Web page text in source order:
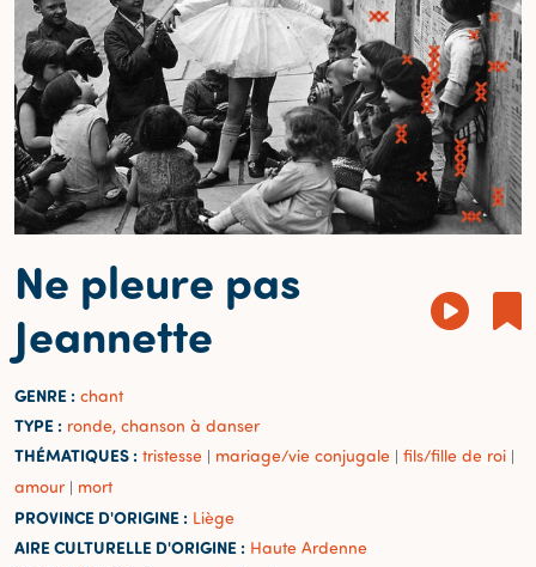
Ne pleure pas
Jeannette
GENRE : chant
TYPE : ronde, chanson à danser
THÉMATIQUES : tristesse | mariage/vie conjugale | fils/fille de roi |
amour | mort
PROVINCE D'ORIGINE : Liège
AIRE CULTURELLE D'ORIGINE : Haute Ardenne